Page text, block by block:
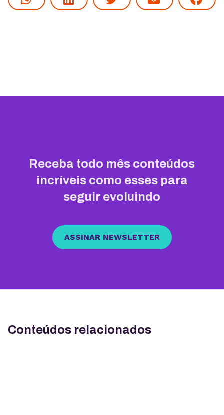
Receba todo mês conteúdos
incríveis como esses para
seguir evoluindo
ASSINAR NEWSLETTER
Conteúdos relacionados